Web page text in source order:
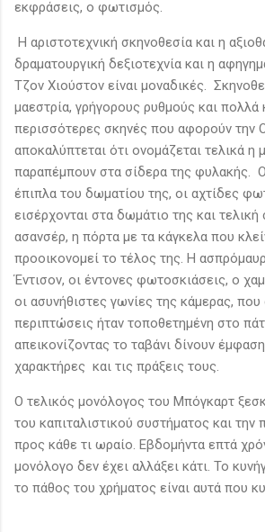
εκφράσεις, ο φωτισμός.
Η αριστοτεχνική σκηνοθεσία και η
δραματουργική δεξιοτεχνία και η
Τζον Χιούστον είναι μοναδικές.
μαεστρία, γρήγορους ρυθμούς και πολλά
περισσότερες σκηνές που αφορούν την
αποκαλύπτεται ότι ονομάζεται τελικά η
παραπέμπουν στα σίδερα της φυλακής.
έπιπλα του δωματίου της, οι αχτίδες
εισέρχονται στα δωμάτιο της και τελική
ασανσέρ, η πόρτα με τα κάγκελα που
προοικονομεί το τέλος της. Η
Έντισον, οι έντονες φωτοσκιάσεις, ο
οι ασυνήθιστες γωνίες της κάμερας,
περιπτώσεις ήταν τοποθετημένη στο
απεικονίζοντας το ταβάνι δίνουν
χαρακτήρες και τις πράξεις τους.
Ο τελικός μονόλογος του Μπόγκαρτ
του καπιταλιστικού συστήματος και την
προς κάθε τι ωραίο. Εβδομήντα επτά
μονόλογο δεν έχει αλλάξει κάτι. Το
το πάθος του χρήματος είναι αυτά που